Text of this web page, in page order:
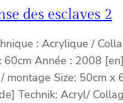
des esclaves 2
: Acrylique /
60cm Année : 2008
montage Size: 50cm x
Technik: Acryl/